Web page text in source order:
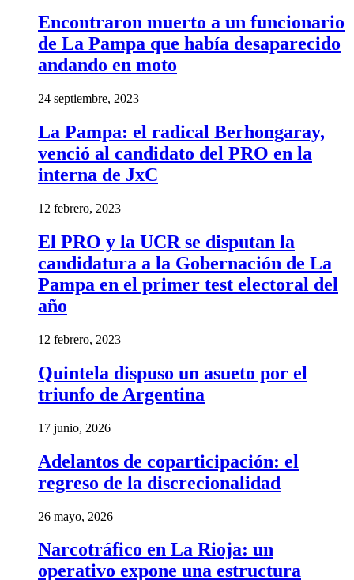
Encontraron muerto a un funcionario
de La Pampa que había desaparecido
andando en moto
24 septiembre, 2023
La Pampa: el radical Berhongaray,
venció al candidato del PRO en la
interna de JxC
12 febrero, 2023
El PRO y la UCR se disputan la
candidatura a la Gobernación de La
Pampa en el primer test electoral del
año
12 febrero, 2023
Quintela dispuso un asueto por el
triunfo de Argentina
17 junio, 2026
Adelantos de coparticipación: el
regreso de la discrecionalidad
26 mayo, 2026
Narcotráfico en La Rioja: un
operativo expone una estructura